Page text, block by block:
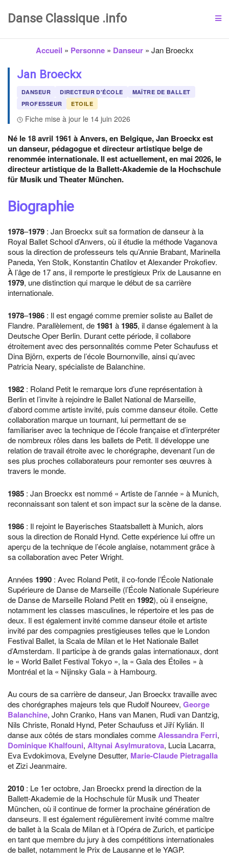
Danse Classique .info
Accueil » Personne» Danseur» Jan Broeckx
Jan Broeckx
DANSEUR DIRECTEUR D'ÉCOLE
MAÎTRE DE BALLET
PROFESSEUR
ETOILE
Fiche mise à jour le 14 juin 2026
Né le 18 avril 1961 à Anvers, en Belgique, Jan Broeckx est
un danseur, pédagogue et directeur artistique belge de
renommée internationale. Il est actuellement, en mai 2026, le
directeur artistique de la Ballett-Akademie de la Hochschule
für Musik und Theater München.
Biographie
1978–1979 : Jan Broeckx suit sa formation de danseur à la
Royal Ballet School d’Anvers, où il étudie la méthode Vaganova
sous la direction de professeurs tels qu’Annie Brabant, Marinella
Paneda, Yen Stolk, Konstantin Chatilov et Alexander Prokofiev.
À l’âge de 17 ans, il remporte le prestigieux Prix de Lausanne en
1979, une distinction qui marque le début de sa carrière
internationale.
1978–1986 : Il est engagé comme premier soliste au Ballet de
Flandre. Parallèlement, de 1981 à 1985, il danse également à la
Deutsche Oper Berlin. Durant cette période, il collabore
étroitement avec des personnalités comme Peter Schaufuss et
Dina Björn, experts de l’école Bournonville, ainsi qu’avec
Patricia Neary, spécialiste de Balanchine.
1982 : Roland Petit le remarque lors d’une représentation à
Berlin et l’invite à rejoindre le Ballet National de Marseille,
d’abord comme artiste invité, puis comme danseur étoile. Cette
collaboration marque un tournant, lui permettant de se
familiariser avec la technique de l’école française et d’interpréter
de nombreux rôles dans les ballets de Petit. Il développe une
relation de travail étroite avec le chorégraphe, devenant l’un de
ses plus proches collaborateurs pour remonter ses œuvres à
travers le monde.
1985 : Jan Broeckx est nommé « Artiste de l’année » à Munich,
reconnaissant son talent et son impact sur la scène de la danse.
1986 : Il rejoint le Bayerisches Staatsballett à Munich, alors
sous la direction de Ronald Hynd. Cette expérience lui offre un
aperçu de la technique de l’école anglaise, notamment grâce à
sa collaboration avec Peter Wright.
Années 1990 : Avec Roland Petit, il co-fonde l’École Nationale
Supérieure de Danse de Marseille (l’École Nationale Supérieure
de Danse de Marseille Roland Petit en 1992), où il enseigne,
notamment les classes masculines, le répertoire et les pas de
deux. Il est également invité comme danseur étoile et artiste
invité par des compagnies prestigieuses telles que le London
Festival Ballet, la Scala de Milan et le Het Nationale Ballet
d’Amsterdam. Il participe à de grands galas internationaux, dont
le « World Ballet Festival Tokyo », la « Gala des Étoiles » à
Montréal et la « Nijinsky Gala » à Hambourg.
Au cours de sa carrière de danseur, Jan Broeckx travaille avec
des chorégraphes majeurs tels que Rudolf Noureev, George
Balanchine, John Cranko, Hans van Manen, Rudi van Dantzig,
Nils Christe, Ronald Hynd, Peter Schaufuss et Jiří Kylián. Il
danse aux côtés de stars mondiales commeAlessandra Ferri,
Dominique Khalfouni, Altynai Asylmuratova, Lucia Lacarra,
Eva Evdokimova, Evelyne Desutter, Marie-Claude Pietragalla
et Zizi Jeanmaire.
2010 : Le 1er octobre, Jan Broeckx prend la direction de la
Ballett-Akademie de la Hochschule für Musik und Theater
München, où il continue de former la prochaine génération de
danseurs. Il est également régulièrement invité comme maître
de ballet à la Scala de Milan et à l’Opéra de Zurich, et participe
en tant que membre du jury à des compétitions internationales
de ballet, notamment le Prix de Lausanne et le YAGP.